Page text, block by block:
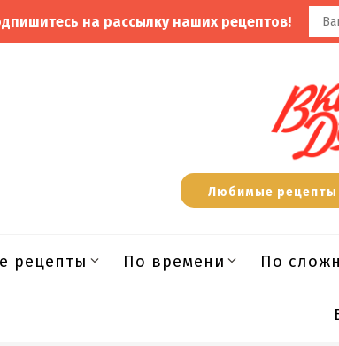
на рассылку наших рецептов!
Любимые рецепты
рецепты По времени По